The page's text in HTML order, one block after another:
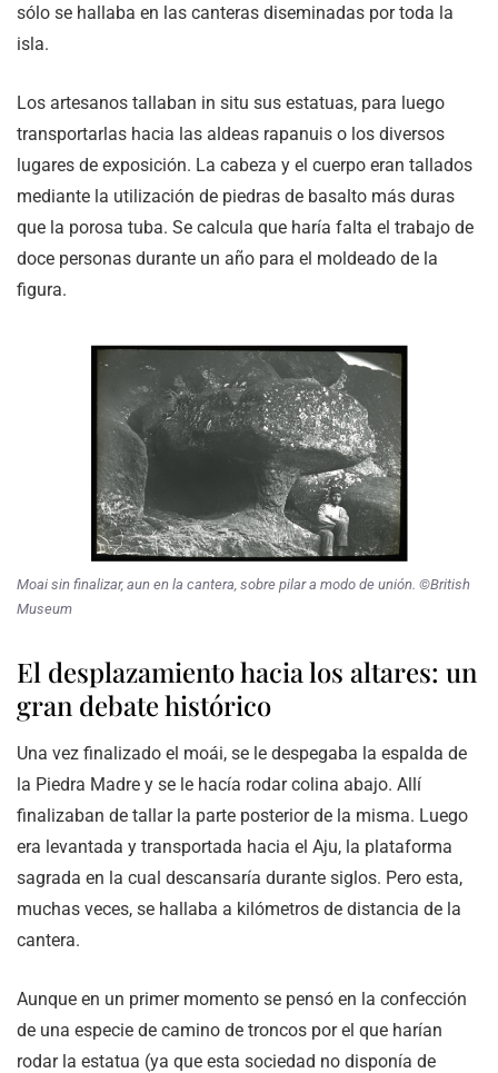
sólo se hallaba en las canteras diseminadas por toda la
isla.
Los artesanos tallaban in situ sus estatuas, para luego
transportarlas hacia las aldeas rapanuis o los diversos
lugares de exposición. La cabeza y el cuerpo eran tallados
mediante la utilización de piedras de basalto más duras
que la porosa tuba. Se calcula que haría falta el trabajo de
doce personas durante un año para el moldeado de la
figura.
Moai sin finalizar, aun en la cantera, sobre pilar a modo de unión. ©British
Museum
El desplazamiento hacia los altares: un
gran debate histórico
Una vez finalizado el moái, se le despegaba la espalda de
la Piedra Madre y se le hacía rodar colina abajo. Allí
finalizaban de tallar la parte posterior de la misma. Luego
era levantada y transportada hacia el Aju, la plataforma
sagrada en la cual descansaría durante siglos. Pero esta,
muchas veces, se hallaba a kilómetros de distancia de la
cantera.
Aunque en un primer momento se pensó en la confección
de una especie de camino de troncos por el que harían
rodar la estatua (ya que esta sociedad no disponía de